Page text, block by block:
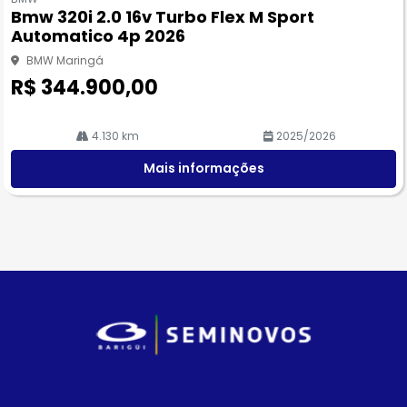
pa
rtil
he
Bmw 320i 2.0 16v Turbo Flex M Sport
Automatico 4p 2026
BMW Maringá
R$ 344.900,00
4.130 km 2025/2026
Mais informações